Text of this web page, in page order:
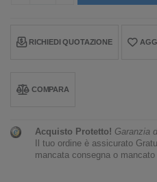
RICHIEDI QUOTAZIONE
COMPARA
Acquisto Protetto! Garanzia
Il tuo ordine è assicurato
mancata consegna o mancato